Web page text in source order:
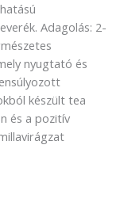
Adagolás: 2-
nyugtató és
készült tea
és a pozitív